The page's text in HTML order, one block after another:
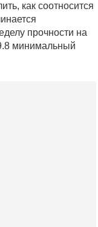
как соотносится
прочности на
минимальный